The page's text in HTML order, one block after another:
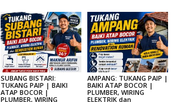
SUBANG BISTARI:
TUKANG PAIP | BAIKI
ATAP BOCOR |
PLUMBER, WIRING
AMPANG: TUKANG PAIP |
BAIKI ATAP BOCOR |
PLUMBER, WIRING
ELEKTRIK dan